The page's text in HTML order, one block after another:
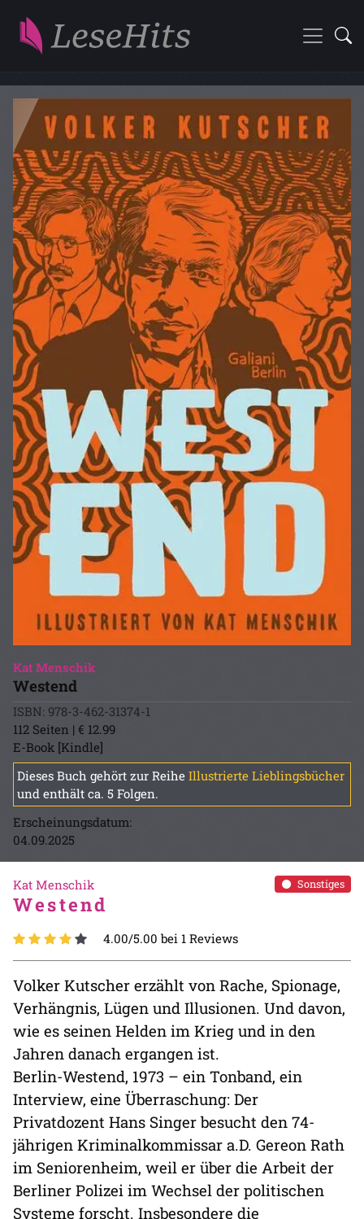
Kat Menschik
Westend
ISBN: 978-3-462-31374-1
112 Seiten | € 12.99
E-Book [Kindle]
Dieses Buch gehört zur Reihe Illustrierte Lieblingsbücher
und enthält ca. 5 Folgen.
Erscheinungsdatum:
04.09.2025
Sonstiges
Kat Menschik
Westend
4.00/5.00 bei 1 Reviews
Volker Kutscher erzählt von Rache, Spionage,
Verhängnis, Lügen und Illusionen. Und davon,
wie es seinen Helden im Krieg und in den
Jahren danach ergangen ist.
Berlin-Westend, 1973 – ein Tonband, ein
Interview, eine Überraschung: Der
Privatdozent Hans Singer besucht den 74-
jährigen Kriminalkommissar a.D. Gereon Rath
im Seniorenheim, weil er über die Arbeit der
Berliner Polizei im Wechsel der politischen
Systeme forscht. Insbesondere die